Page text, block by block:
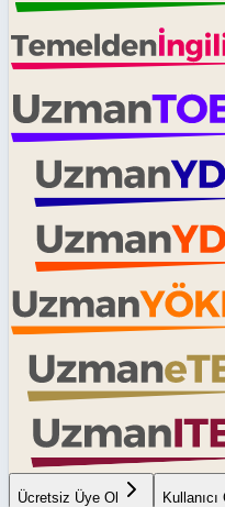
Ücretsiz Üye Ol Kullanıcı